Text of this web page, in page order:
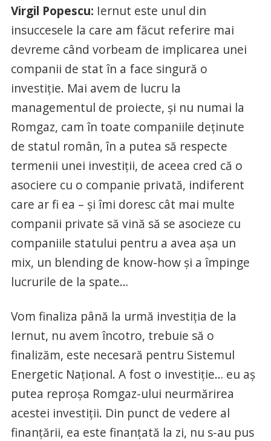
Virgil Popescu: Iernut este unul din
insuccesele la care am făcut referire mai
devreme când vorbeam de implicarea unei
companii de stat în a face singură o
investiţie. Mai avem de lucru la
managementul de proiecte, şi nu numai la
Romgaz, cam în toate companiile deţinute
de statul român, în a putea să respecte
termenii unei investiţii, de aceea cred că o
asociere cu o companie privată, indiferent
care ar fi ea – şi îmi doresc cât mai multe
companii private să vină să se asocieze cu
companiile statului pentru a avea aşa un
mix, un blending de know-how şi a împinge
lucrurile de la spate…
Vom finaliza până la urmă investiţia de la
Iernut, nu avem încotro, trebuie să o
finalizăm, este necesară pentru Sistemul
Energetic Naţional. A fost o investiţie… eu aş
putea reproşa Romgaz-ului neurmărirea
acestei investiţii. Din punct de vedere al
finanţării, ea este finanţată la zi, nu s-au pus